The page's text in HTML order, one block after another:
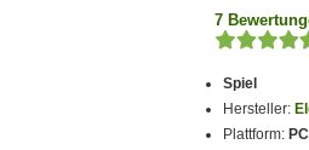
7
Spiel
Hersteller:
Plattform: PC